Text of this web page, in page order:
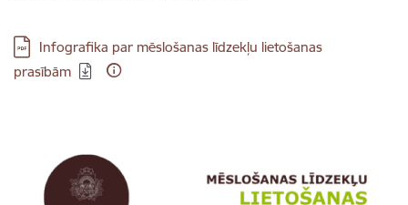
Lejupielādēt:
Infografika par mēslošanas līdzekļu lietošanas
prasībām